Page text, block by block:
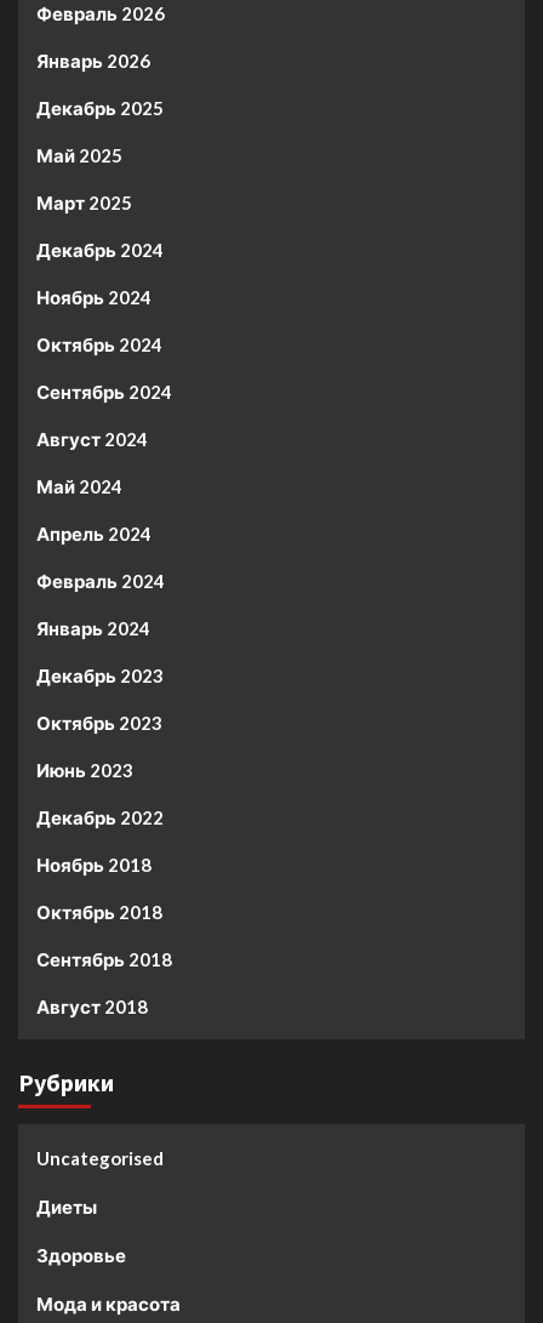
Февраль 2026
Январь 2026
Декабрь 2025
Май 2025
Март 2025
Декабрь 2024
Ноябрь 2024
Октябрь 2024
Сентябрь 2024
Август 2024
Май 2024
Апрель 2024
Февраль 2024
Январь 2024
Декабрь 2023
Октябрь 2023
Июнь 2023
Декабрь 2022
Ноябрь 2018
Октябрь 2018
Сентябрь 2018
Август 2018
Рубрики
Uncategorised
Диеты
Здоровье
Мода и красота